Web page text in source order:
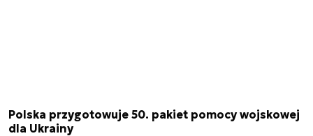
Polska przygotowuje 50. pakiet pomocy wojskowej
dla Ukrainy